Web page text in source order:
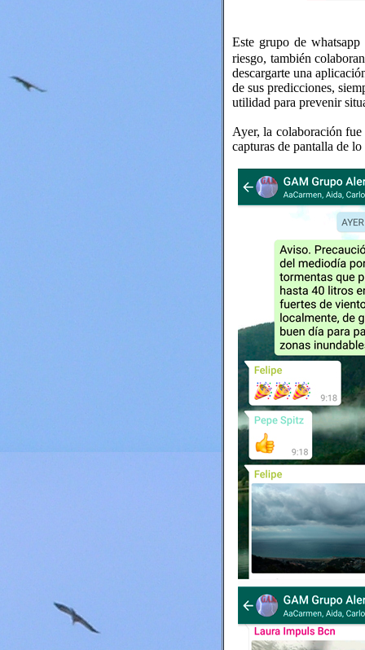
Este grupo de
riesgo, también
descargarte una
de sus predicciones,
utilidad para prevenir
Ayer, la colaboración
capturas de pantalla de